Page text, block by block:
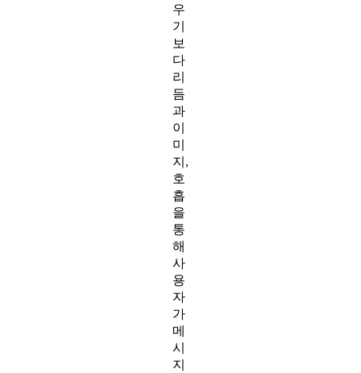
우
기
보
다
리
듬
과
이
미
지,
호
흡
을
통
해
사
용
자
가
메
시
지